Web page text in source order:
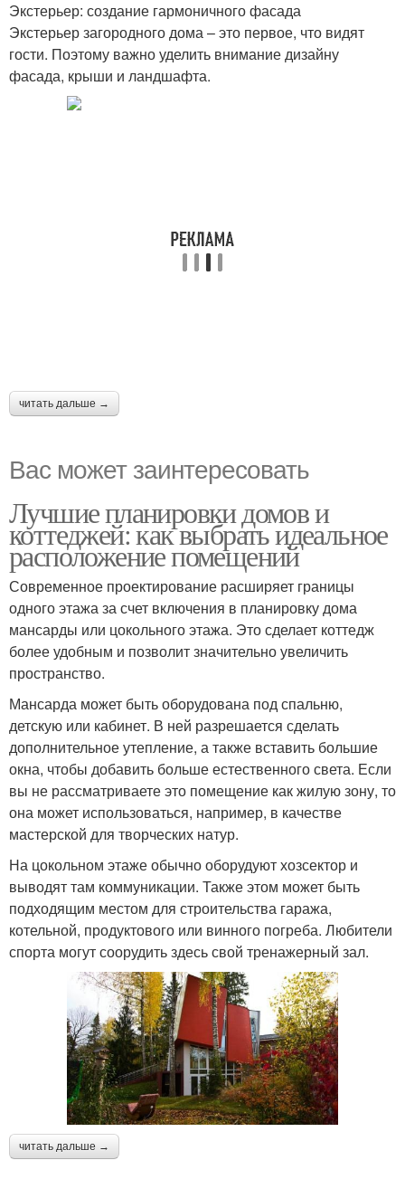
Экстерьер: создание гармоничного фасада
Экстерьер загородного дома – это первое, что видят
гости. Поэтому важно уделить внимание дизайну
фасада, крыши и ландшафта.
читать дальше →
Вас может заинтересовать
Лучшие планировки домов и
коттеджей: как выбрать идеальное
расположение помещений
Современное проектирование расширяет границы
одного этажа за счет включения в планировку дома
мансарды или цокольного этажа. Это сделает коттедж
более удобным и позволит значительно увеличить
пространство.
Мансарда может быть оборудована под спальню,
детскую или кабинет. В ней разрешается сделать
дополнительное утепление, а также вставить большие
окна, чтобы добавить больше естественного света. Если
вы не рассматриваете это помещение как жилую зону, то
она может использоваться, например, в качестве
мастерской для творческих натур.
На цокольном этаже обычно оборудуют хозсектор и
выводят там коммуникации. Также этом может быть
подходящим местом для строительства гаража,
котельной, продуктового или винного погреба. Любители
спорта могут соорудить здесь свой тренажерный зал.
читать дальше →